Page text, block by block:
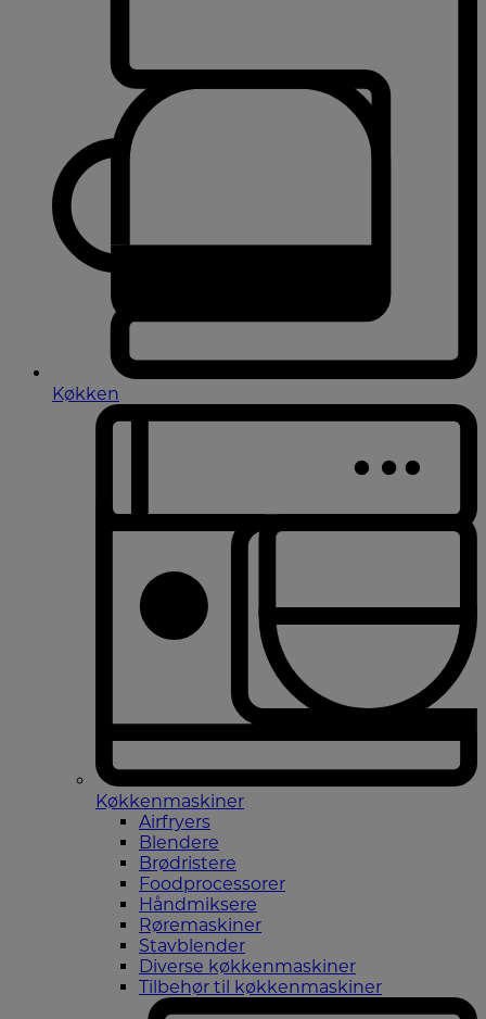
Køkken
Køkkenmaskiner
Airfryers
Blendere
Brødristere
Foodprocessorer
Håndmiksere
Røremaskiner
Stavblender
Diverse køkkenmaskiner
Tilbehør til køkkenmaskiner